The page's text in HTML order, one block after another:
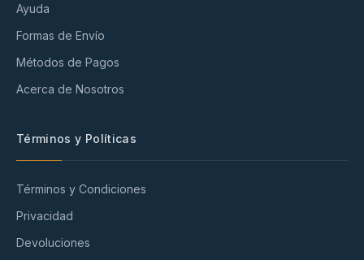
Ayuda
Formas de Envío
Métodos de Pagos
Acerca de Nosotros
Términos y Políticas
Términos y Condiciones
Privacidad
Devoluciones